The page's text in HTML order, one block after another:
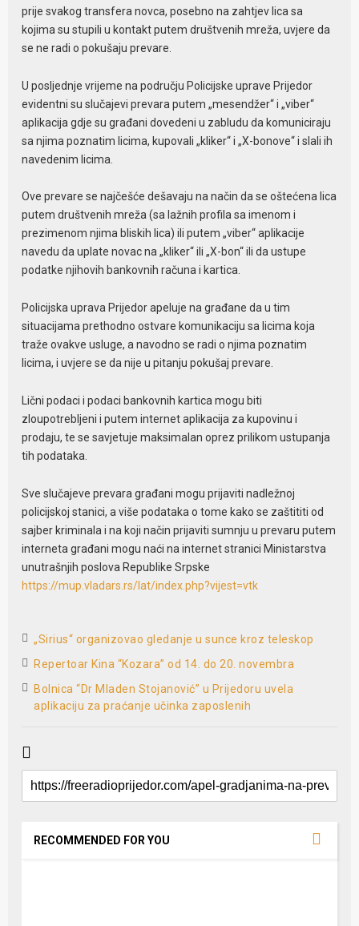
prije svakog transfera novca, posebno na zahtjev lica sa
kojima su stupili u kontakt putem društvenih mreža, uvjere da
se ne radi o pokušaju prevare.
U posljednje vrijeme na području Policijske uprave Prijedor
evidentni su slučajevi prevara putem „mesendžer“ i „viber“
aplikacija gdje su građani dovedeni u zabludu da komuniciraju
sa njima poznatim licima, kupovali „kliker“ i „X-bonove“ i slali ih
navedenim licima.
Ove prevare se najčešće dešavaju na način da se oštećena lica
putem društvenih mreža (sa lažnih profila sa imenom i
prezimenom njima bliskih lica) ili putem „viber“ aplikacije
navedu da uplate novac na „kliker“ ili „X-bon“ ili da ustupe
podatke njihovih bankovnih računa i kartica.
Policijska uprava Prijedor apeluje na građane da u tim
situacijama prethodno ostvare komunikaciju sa licima koja
traže ovakve usluge, a navodno se radi o njima poznatim
licima, i uvjere se da nije u pitanju pokušaj prevare.
Lični podaci i podaci bankovnih kartica mogu biti
zloupotrebljeni i putem internet aplikacija za kupovinu i
prodaju, te se savjetuje maksimalan oprez prilikom ustupanja
tih podataka.
Sve slučajeve prevara građani mogu prijaviti nadležnoj
policijskoj stanici, a više podataka o tome kako se zaštititi od
sajber kriminala i na koji način prijaviti sumnju u prevaru putem
interneta građani mogu naći na internet stranici Ministarstva
unutrašnjih poslova Republike Srpske
https://mup.vladars.rs/lat/index.php?vijest=vtk
„Sirius“ organizovao gledanje u sunce kroz teleskop
Repertoar Kina “Kozara” od 14. do 20. novembra
Bolnica “Dr Mladen Stojanović” u Prijedoru uvela
aplikaciju za praćanje učinka zaposlenih
RECOMMENDED FOR YOU